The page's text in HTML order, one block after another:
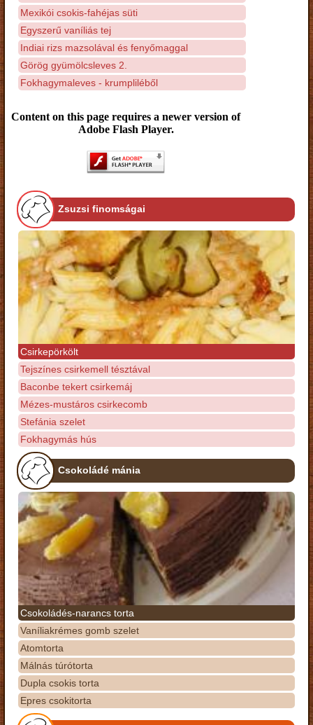
Mexikói csokis-fahéjas süti
Egyszerű vaníliás tej
Indiai rizs mazsolával és fenyőmaggal
Görög gyümölcsleves 2.
Fokhagymaleves - krumpliléből
Content on this page requires a newer version of
Adobe Flash Player.
Zsuzsi finomságai
Csirkepörkölt
Tejszínes csirkemell tésztával
Baconbe tekert csirkemáj
Mézes-mustáros csirkecomb
Stefánia szelet
Fokhagymás hús
Csokoládé mánia
Csokoládés-narancs torta
Vaníliakrémes gomb szelet
Atomtorta
Málnás túrótorta
Dupla csokis torta
Epres csokitorta